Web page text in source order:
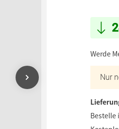
Werde
Nur
Bestelle